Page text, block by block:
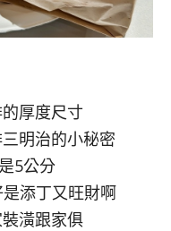
厚度尺寸
明治的小秘密
5公分
添丁又旺財啊
潢跟家俱